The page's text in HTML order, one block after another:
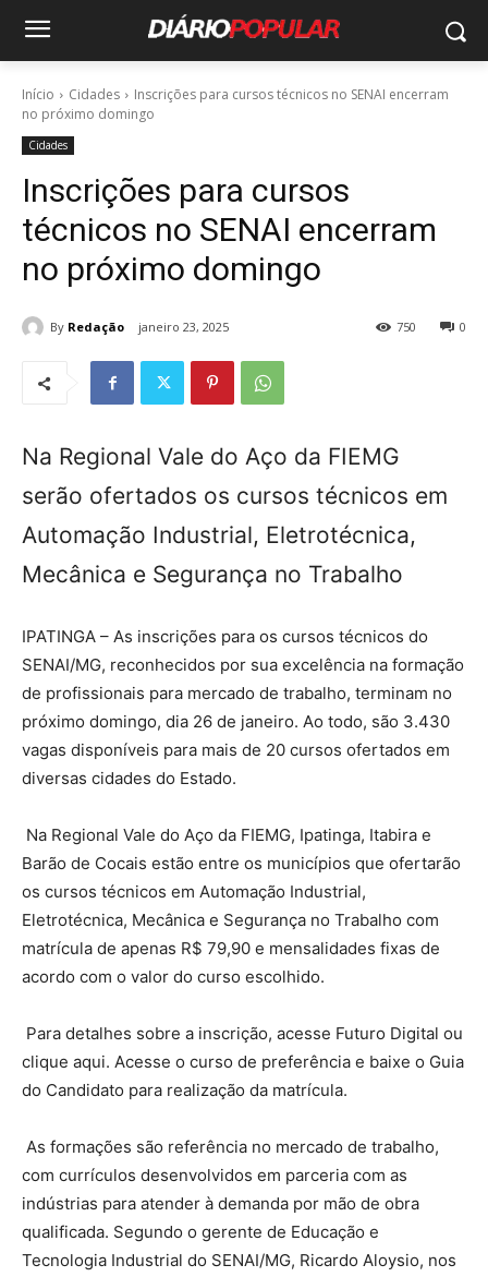
Início Cidades
Inscrições para cursos técnicos no SENAI encerram
no próximo domingo
Cidades
Inscrições para cursos
técnicos no SENAI encerram
no próximo domingo
By Redação janeiro 23, 2025 0
750
Na Regional Vale do Aço da FIEMG
serão ofertados os cursos técnicos em
Automação Industrial, Eletrotécnica,
Mecânica e Segurança no Trabalho
IPATINGA – As inscrições para os cursos técnicos do
SENAI/MG, reconhecidos por sua excelência na formação
de profissionais para mercado de trabalho, terminam no
próximo domingo, dia 26 de janeiro. Ao todo, são 3.430
vagas disponíveis para mais de 20 cursos ofertados em
diversas cidades do Estado.
Na Regional Vale do Aço da FIEMG, Ipatinga, Itabira e
Barão de Cocais estão entre os municípios que ofertarão
os cursos técnicos em Automação Industrial,
Eletrotécnica, Mecânica e Segurança no Trabalho com
matrícula de apenas R$ 79,90 e mensalidades fixas de
acordo com o valor do curso escolhido.
Para detalhes sobre a inscrição, acesse Futuro Digital ou
clique aqui. Acesse o curso de preferência e baixe o Guia
do Candidato para realização da matrícula.
As formações são referência no mercado de trabalho,
com currículos desenvolvidos em parceria com as
indústrias para atender à demanda por mão de obra
qualificada. Segundo o gerente de Educação e
Tecnologia Industrial do SENAI/MG, Ricardo Aloysio, nos